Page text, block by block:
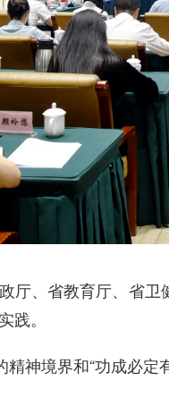
厅、省教育厅、 省卫
践。
神境界和“功成必